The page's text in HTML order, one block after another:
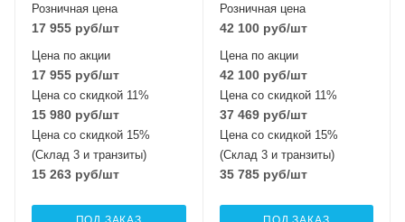
Розничная цена
17 955 руб/шт
Цена по акции
17 955 руб/шт
Цена со скидкой 11%
15 980 руб/шт
Цена со скидкой 15%
(Склад 3 и транзиты)
15 263 руб/шт
Розничная цена
42 100руб/шт
Цена по акции
42 100руб/шт
Цена со скидкой 11%
37 469руб/шт
Цена со скидкой 15%
(Склад 3 и транзиты)
35 785руб/шт